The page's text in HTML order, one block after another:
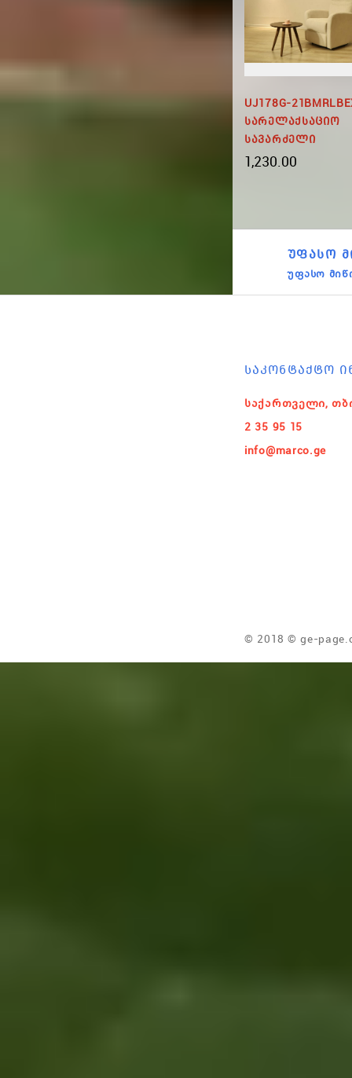
UJ178G-
Სარელაქსაციო
Სავარძელი
1,230.00
ᲣᲤᲐᲡᲝ
უფასო
ᲡᲐᲙᲝᲜᲢᲐᲥᲢᲝ
საქართველი,
2 35 95 15
info@marco.ge
© 2018 © ge-